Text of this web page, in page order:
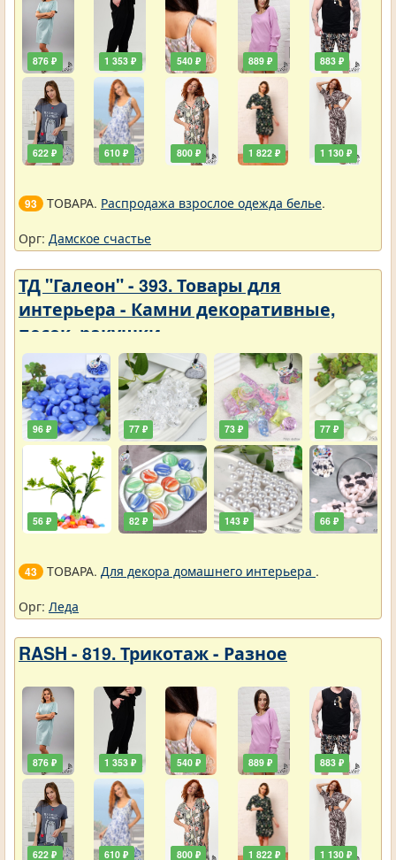
876 ₽
622 ₽
1 353 ₽
610 ₽
540 ₽
800 ₽
889 ₽
1 822 ₽
883 ₽
1 130 ₽
93 ТОВАРА. Распродажа взрослое одежда белье.
Орг: Дамское счастье
ТД "Галеон" - 393. Товары для
интерьера - Камни декоративные,
песок, ракушки
96 ₽
56 ₽
77 ₽
82 ₽
73 ₽
143 ₽
77 ₽
66 ₽
43 ТОВАРА. Для декора домашнего интерьера .
Орг: Леда
RASH - 819. Трикотаж - Разное
876 ₽
622 ₽
1 353 ₽
610 ₽
540 ₽
800 ₽
889 ₽
1 822 ₽
883 ₽
1 130 ₽